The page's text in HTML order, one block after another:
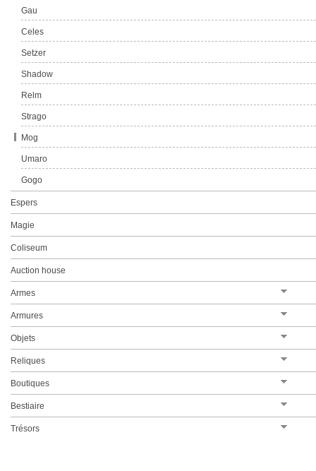
Gau
Celes
Setzer
Shadow
Relm
Strago
Mog
Umaro
Gogo
Espers
Magie
Coliseum
Auction house
Armes
Détails de l'arme
Armures
Détails de l'armure
Objets
Détails de l'objet
Reliques
Détails de la relique
Boutiques
Détails de la boutique
Bestiaire
Détails du monstre
Trésors
Détails du trésor